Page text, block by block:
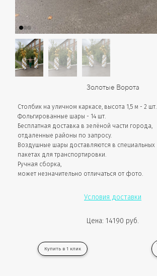
Золотые Ворота
Столбик на уличном каркасе, высота 1,5 м - 2 шт.
Фольгированные шары - 14 шт.
Бесплатная доставка в зелёной части города,
отдаленные районы по запросу.
Воздушные шары доставляются в специальных
пакетах для транспортировки.
Ручная сборка,
может незначительно отличаться от фото.
Условия доставки
Цена: 14190 руб.
Купить в 1 клик